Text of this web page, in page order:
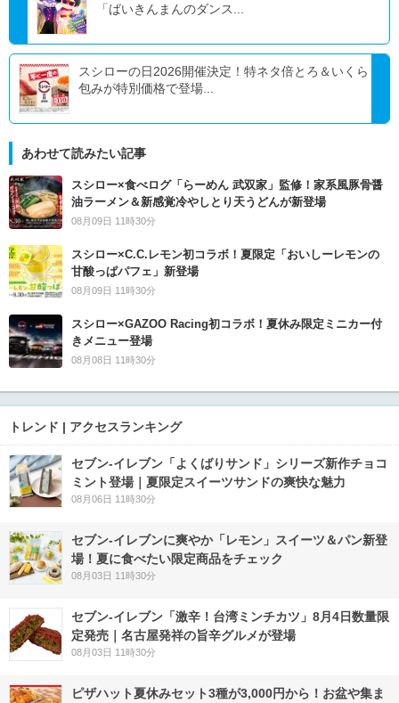
「ばいきんまんのダンス...
スシローの日2026開催決定！特ネタ倍とろ＆いくら
包みが特別価格で登場...
あわせて読みたい記事
スシロー×食べログ「らーめん 武双家」監修！家系風豚骨醤
油ラーメン＆新感覚冷やしとり天うどんが新登場
08月09日 11時30分
スシロー×C.C.レモン初コラボ！夏限定「おいしーレモンの
甘酸っぱパフェ」新登場
08月09日 11時30分
スシロー×GAZOO Racing初コラボ！夏休み限定ミニカー付
きメニュー登場
08月08日 11時30分
トレンド | アクセスランキング
セブン‐イレブン「よくばりサンド」シリーズ新作チョコ
ミント登場｜夏限定スイーツサンドの爽快な魅力
08月06日 11時30分
セブン‐イレブンに爽やか「レモン」スイーツ＆パン新登
場！夏に食べたい限定商品をチェック
08月03日 11時30分
セブン-イレブン「激辛！台湾ミンチカツ」8月4日数量限
定発売｜名古屋発祥の旨辛グルメが登場
08月03日 11時30分
ピザハット夏休みセット3種が3,000円から！お盆や集ま